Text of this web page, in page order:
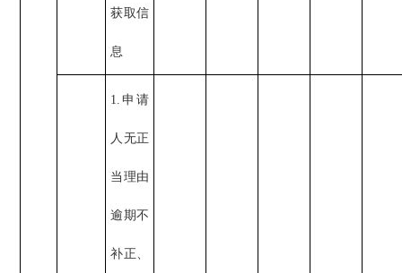
获取信
息
1.申请
人无正
当理由
逾期不
补正、